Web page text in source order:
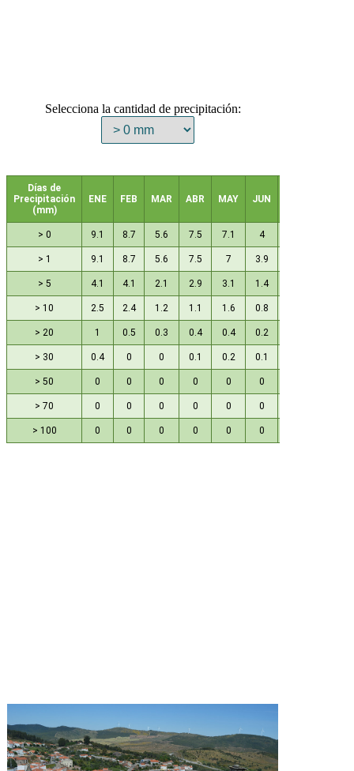
Selecciona la cantidad de precipitación:
Días de
Precipitación
(mm)
ENE FEB MAR ABR MAY JUN
> 0 9.1 8.7 5.6 7.5 7.1 4
> 1 9.1 8.7 5.6 7.5 7 3.9
> 5 4.1 4.1 2.1 2.9 3.1 1.4
> 10 2.5 2.4 1.2 1.1 1.6 0.8
> 20 1 0.5 0.3 0.4 0.4 0.2
> 30 0.4 0 0 0.1 0.2 0.1
> 50 0 0 0 0 0 0
> 70 0 0 0 0 0 0
> 100 0 0 0 0 0 0